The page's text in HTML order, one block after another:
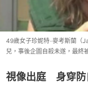
49歲女子珍妮特‧‧麥考斯蘭
兒，事後企圖自殺未遂，最終
視像出庭 身穿防